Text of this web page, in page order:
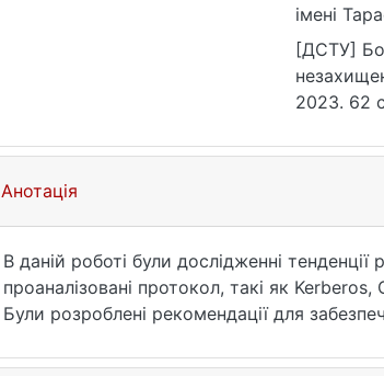
імені
[ДСТУ]
2023. 62
Анотація
В даній роботі були дослідженні
проаналізовані протокол, такі як
Були розроблені рекомендації для
Ключові слова: Інформаційна система,